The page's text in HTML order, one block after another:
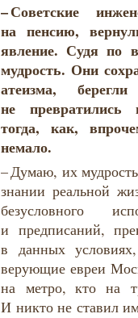
–Советские
на пенсию,
явление. Судя по
мудрость. Они
атеизма,берегли
не превратились
тогда, как,
немало.
– Думаю, их
знании реальной
безусловного
и предписаний,
в данных
верующие евреи
на метро, кто на
И никто не ставил